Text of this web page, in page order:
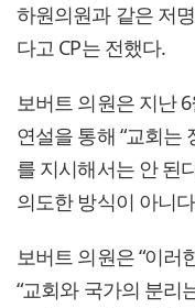
하원의원과 같은 저
다고 CP는 전했다.
보버트 의원은 지난
연설을 통해 “교회는
를 지시해서는 안 된
의도한 방식이 아니
보버트 의원은 “이러
“교회와 국가의 분리